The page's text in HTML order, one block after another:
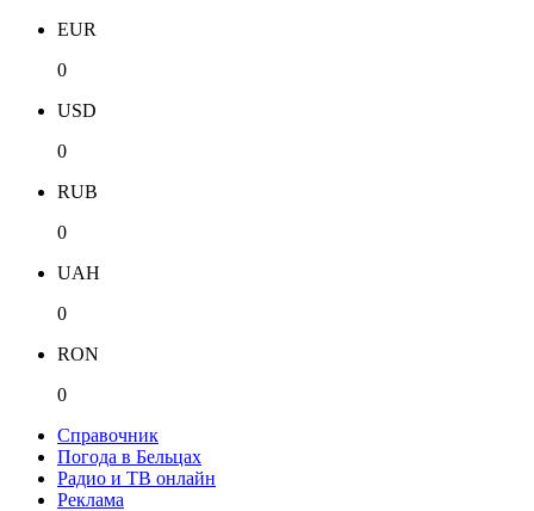
EUR
0
USD
0
RUB
0
UAH
0
RON
0
Справочник
Погода в Бельцах
Радио и ТВ онлайн
Реклама